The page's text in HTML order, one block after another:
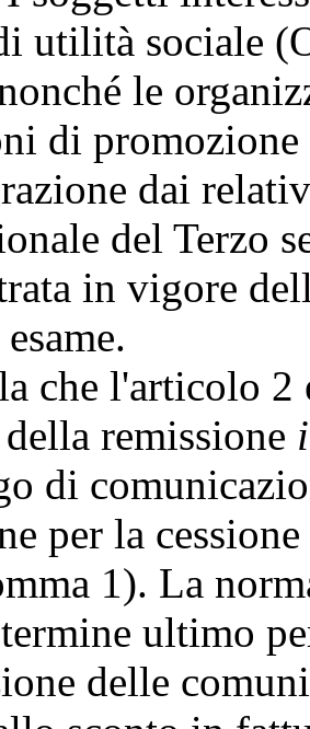
utilità sociale
le
di promozione
dai
del Terzo
in vigore
che l'articolo 2
remissione
di
per la
1). La
ultimo
delle